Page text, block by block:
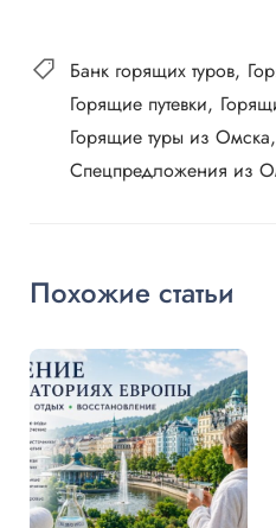
Банк горящих туров
Горящие путевки
Горящие туры из Омска
Спецпредложения из
Похожие статьи